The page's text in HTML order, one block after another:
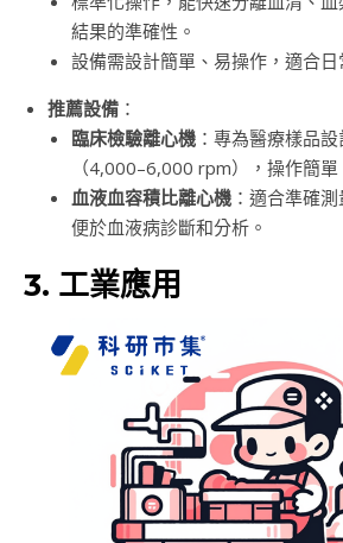
結果的準確性。
設備需設計簡單、易操作，適合日
推薦設備 ：
臨床檢驗離心機 ：專為醫療樣品
（4,000–6,000 rpm），操作簡單
血液血容積比離心機 ：適合準確
便於血液病診斷和分析。
3. 工業應用